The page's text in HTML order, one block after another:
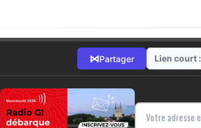
⋈Partager Lien court :